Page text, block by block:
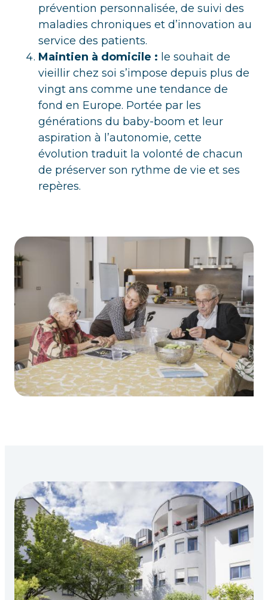
prévention personnalisée, de suivi des
maladies chroniques et d’innovation au
service des patients.
Maintien à domicile : le souhait de
vieillir chez soi s’impose depuis plus de
vingt ans comme une tendance de
fond en Europe. Portée par les
générations du baby-boom et leur
aspiration à l’autonomie, cette
évolution traduit la volonté de chacun
de préserver son rythme de vie et ses
repères.